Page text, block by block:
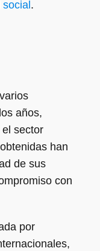
.
años,
sector
han
de sus
con
por